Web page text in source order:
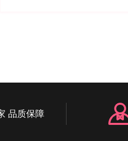
品质保障